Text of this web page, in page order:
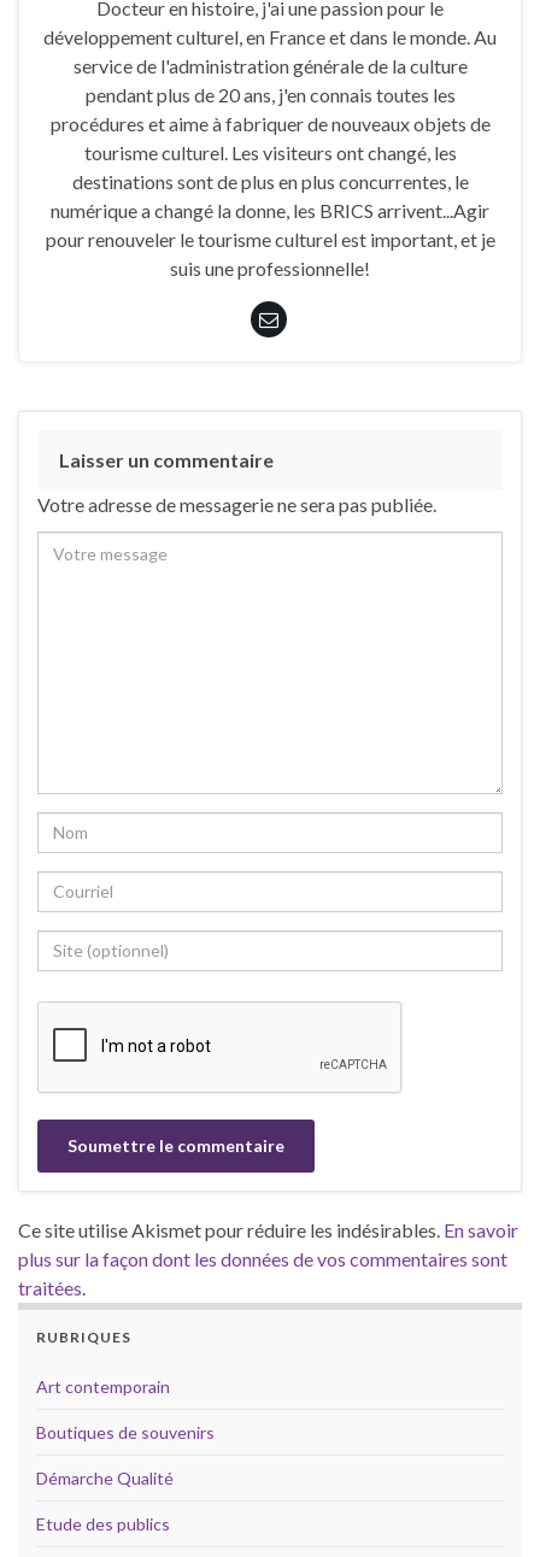
Docteur en histoire, j'ai une passion pour le
développement culturel, en France et dans le monde. Au
service de l'administration générale de la culture
pendant plus de 20 ans, j'en connais toutes les
procédures et aime à fabriquer de nouveaux objets de
tourisme culturel. Les visiteurs ont changé, les
destinations sont de plus en plus concurrentes, le
numérique a changé la donne, les BRICS arrivent...Agir
pour renouveler le tourisme culturel est important, et je
suis une professionnelle!
Laisser un commentaire
Votre adresse de messagerie ne sera pas publiée.
Ce site utilise Akismet pour réduire les indésirables. En savoir
plus sur la façon dont les données de vos commentaires sont
traitées
RUBRIQUES
Art contemporain
Boutiques de souvenirs
Démarche Qualité
Etude des publics